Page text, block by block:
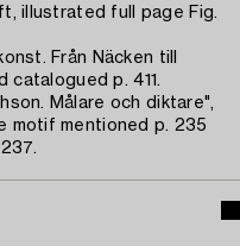
illustrated full page Fig.
Från Näcken till
catalogued p. 411.
Målare och diktare",
motif mentioned p. 235